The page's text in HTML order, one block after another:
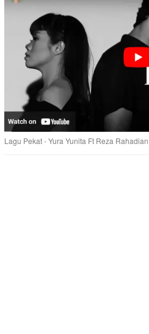
Lagu Pekat - Yura Yunita Ft Reza